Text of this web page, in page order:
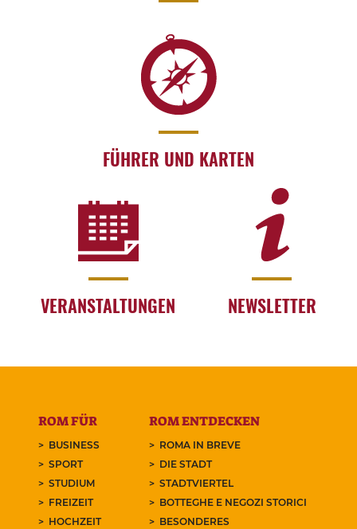
FÜHRER UND KARTEN
VERANSTALTUNGEN NEWSLETTER
ROM FÜR
BUSINESS
SPORT
STUDIUM
FREIZEIT
HOCHZEIT
ROM ENTDECKEN
ROMA IN BREVE
DIE STADT
STADTVIERTEL
BOTTEGHE E NEGOZI STORICI
BESONDERES